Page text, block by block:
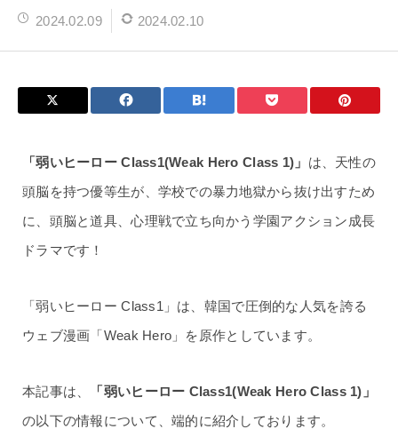
2024.02.09 2024.02.10
「弱いヒーロー Class1(Weak Hero Class 1)」 は、天性の
頭脳を持つ優等生が、学校での暴力地獄から抜け出すため
に、頭脳と道具、心理戦で立ち向かう学園アクション成長
ドラマです！
「弱いヒーロー Class1」は、韓国で圧倒的な人気を誇る
ウェブ漫画「Weak Hero」を原作としています。
本記事は、
「弱いヒーロー Class1(Weak Hero Class 1)」
の以下の情報について、端的に紹介しております。